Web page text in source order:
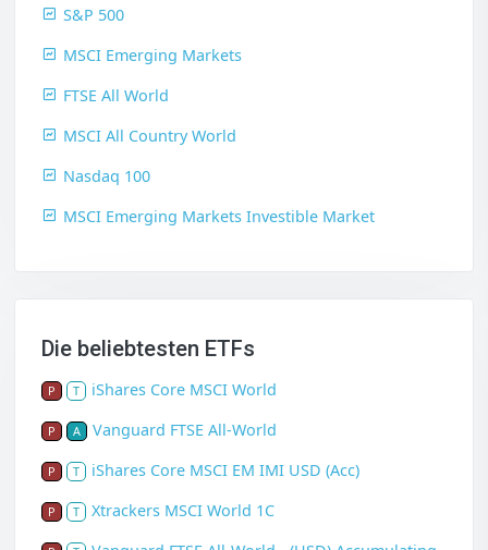
S&P 500
MSCI Emerging Markets
FTSE All World
MSCI All Country World
Nasdaq 100
MSCI Emerging Markets Investible Market
Die beliebtesten ETFs
P T iShares Core MSCI World
P A Vanguard FTSE All-World
P T iShares Core MSCI EM IMI USD (Acc)
P T Xtrackers MSCI World 1C